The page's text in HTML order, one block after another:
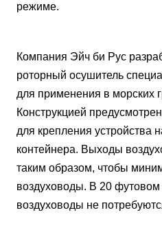
режиме.
Компания Эйч би Рус
роторный осушитель
для применения в морских
Конструкцией
для крепления устройства
контейнера. Выходы
таким образом, чтобы
воздуховоды. В 20 футовом
воздуховоды не